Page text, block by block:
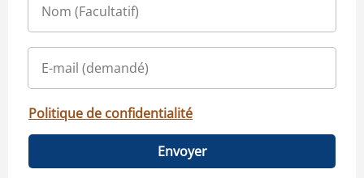
Politique de confidentialité
Envoyer